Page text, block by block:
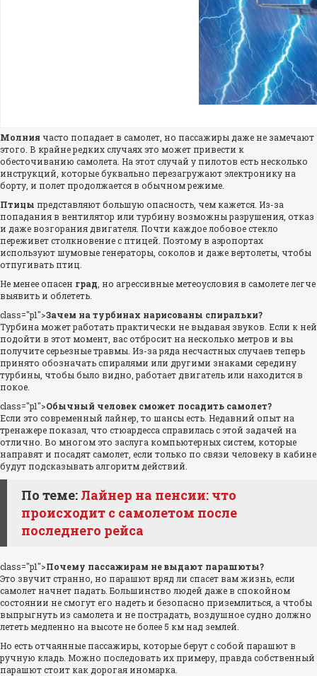
Молния часто попадает в самолет, но пассажиры даже не замечают
этого. В крайне редких случаях это может привести к
обесточиванию самолета. На этот случай у пилотов есть несколько
инструкций, которые буквально перезагружают электронику на
борту, и полет продолжается в обычном режиме.
Птицы представляют большую опасность, чем кажется. Из-за
попадания в вентилятор или турбину возможны разрушения, отказ
и даже возгорания двигателя. Почти каждое лобовое стекло
переживет столкновение с птицей. Поэтому в аэропортах
используют шумовые генераторы, соколов и даже вертолеты, чтобы
отпугивать птиц.
Не менее опасен град , но агрессивные метеоусловия в самолете легче
выявить и облететь.
class="p1">Зачем на турбинах нарисованы спиральки?
Турбина может работать практически не выдавая звуков. Если к ней
подойти в этот момент, вас отбросит на несколько метров и вы
получите серьезные травмы. Из-за ряда несчастных случаев теперь
принято обозначать спиралями или другими знаками середину
турбины, чтобы было видно, работает двигатель или находится в
покое.
class="p1">Обычный человек сможет посадить самолет?
Если это современный лайнер, то шансы есть. Недавний опыт на
тренажере показал, что стюардесса справилась с этой задачей на
отлично. Во многом это заслуга компьютерных систем, которые
направят и посадят самолет, если только по связи человеку в кабине
будут подсказывать алгоритм действий.
По теме: Лайнер на пенсии: что
происходит с самолетом после
последнего рейса
class="p1">Почему пассажирам не выдают парашюты?
Это звучит странно, но парашют вряд ли спасет вам жизнь, если
самолет начнет падать. Большинство людей даже в спокойном
состоянии не смогут его надеть и безопасно приземлиться, а чтобы
выпрыгнуть из самолета и не пострадать, воздушное судно должно
лететь медленно на высоте не более 5 км над землей.
Но есть отчаянные пассажиры, которые берут с собой парашют в
ручную кладь. Можно последовать их примеру, правда собственный
парашют стоит как дорогая иномарка.